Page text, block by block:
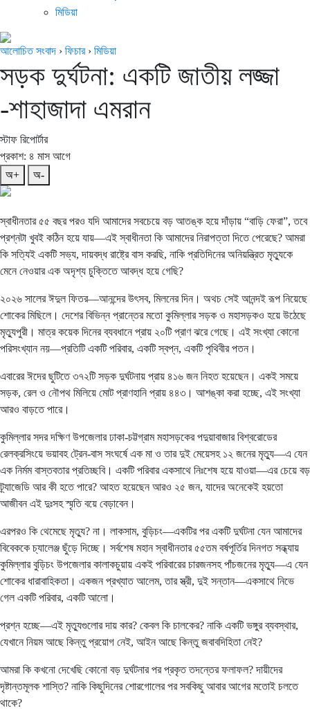
মিডিয়া
আলোচিত সংবাদ › ফিচার› মিডিয়া
সড়ক দুর্ঘটনা: একটি জাতীয় লজ্জা
-শাহাজাদা এমরান
স্টাফ রিপোর্টার
প্রকাশ: ৪ মাস আগে
অ+
অ-
স্বাধীনতার ৫৫ বছর পরও যদি আমাদের সবচেয়ে বড় আতঙ্ক হয়ে দাঁড়ায় “বাড়ি ফেরা”, তবে
প্রশ্নটা খুবই কঠিন হয়ে যায়—এই স্বাধীনতা কি আমাদের নিরাপত্তা দিতে পেরেছে? আমরা
কি সত্যিই একটি সভ্য, দায়বদ্ধ রাষ্ট্রে বাস করছি, নাকি প্রতিদিনের অনিয়ন্ত্রিত মৃত্যুকে
মেনে নেওয়ার এক অদৃশ্য চুক্তিতে আবদ্ধ হয়ে গেছি?
২০২৬ সালের ঈদুল ফিতর—আনন্দের উৎসব, মিলনের দিন। অথচ সেই আনন্দই রূপ নিয়েছে
শোকের মিছিলে। দেশের বিভিন্ন প্রান্তের মতো কুমিল্লার সড়ক ও মহাসড়কও হয়ে উঠেছে
মৃত্যুপুরী। মাত্র কয়েক দিনের ব্যবধানে প্রায় ২০টি প্রাণ ঝরে গেছে। এই সংখ্যা কোনো
পরিসংখ্যান নয়—প্রতিটি একটি পরিবার, একটি স্বপ্ন, একটি পৃথিবীর পতন।
এবারের ঈদের ছুটিতে ৩৭২টি সড়ক দুর্ঘটনায় প্রায় ৪১৬ জন নিহত হয়েছেন। একই সময়ে
সড়ক, রেল ও নৌপথ মিলিয়ে মোট প্রাণহানি প্রায় ৪৪৩। আশঙ্কা করা হচ্ছে, এই সংখ্যা
আরও বাড়তে পারে।
কুমিল্লার সদর দক্ষিণ উপজেলার ঢাকা-চট্টগ্রাম মহাসড়কের পদুয়াবাজার বিশ্বরোডের
রেলক্রসিংয়ে ভয়াবহ ট্রেন-বাস সংঘর্ষে এক মা ও তার দুই মেয়েসহ ১২ জনের মৃত্যু—এ যেন
এক নির্মম বাস্তবতার প্রতিচ্ছবি। একটি পরিবার একসাথে নিঃশেষ হয়ে যাওয়া—এর চেয়ে বড়
ট্র্যাজেডি আর কী হতে পারে? আহত হয়েছেন আরও ২৫ জন, যাদের অনেকেই হয়তো
আজীবন এই দুঃসহ স্মৃতি বয়ে বেড়াবেন।
এরপরও কি থেমেছে মৃত্যু? না। লাকসাম, বুড়িচং—একটির পর একটি দুর্ঘটনা যেন আমাদের
বিবেককে চ্যালেঞ্জ ছুঁড়ে দিচ্ছে। সর্বশেষ মহান স্বাধীনতার ৫৫তম বর্ষপূর্তির দিনগত সন্ধ্যায়
কুমিল্লার বুড়িচং উপজেলার কালাকচুয়ায় একই পরিবারের চারজনসহ পাঁচজনের মৃত্যু—এ যেন
শোকের ধারাবাহিকতা। একজন প্রখ্যাত আলেম, তার স্ত্রী, দুই সন্তান—একসাথে নিভে
গেল একটি পরিবার, একটি আলো।
প্রশ্ন হচ্ছে—এই মৃত্যুগুলোর দায় কার? কেবল কি চালকের? নাকি একটি ভঙ্গুর ব্যবস্থার,
যেখানে নিয়ম আছে কিন্তু প্রয়োগ নেই, আইন আছে কিন্তু জবাবদিহিতা নেই?
আমরা কি কখনো দেখেছি কোনো বড় দুর্ঘটনার পর প্রকৃত তদন্তের ফলাফল? দায়ীদের
দৃষ্টান্তমূলক শাস্তি? নাকি কিছুদিনের শোরগোলের পর সবকিছু আবার আগের মতোই চলতে
থাকে?